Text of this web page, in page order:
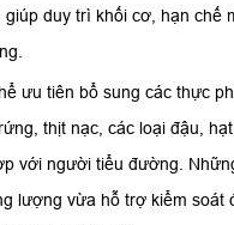
giúp duy trì khối cơ, hạn chế
ưu tiên bổ sung các thực
thịt nạc, các loại đậu,
với người tiểu đường.
lượng vừa hỗ trợ kiểm soát